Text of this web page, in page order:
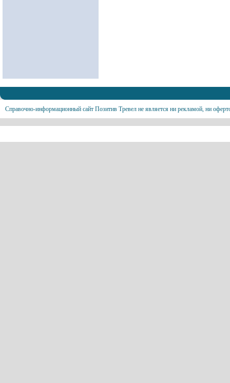
Справочно-информационный сайт Позитив Тревел не является ни рекламой, ни